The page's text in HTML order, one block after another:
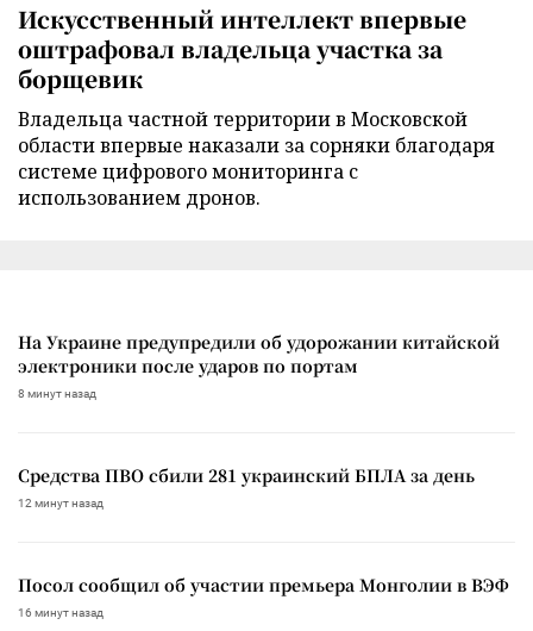
Искусственный интеллект впервые
оштрафовал владельца участка за
борщевик
Владельца частной территории в Московской
области впервые наказали за сорняки благодаря
системе цифрового мониторинга с
использованием дронов.
На Украине предупредили об удорожании китайской
электроники после ударов по портам
8 минут назад
Средства ПВО сбили 281 украинский БПЛА за день
12 минут назад
Посол сообщил об участии премьера Монголии в ВЭФ
16 минут назад